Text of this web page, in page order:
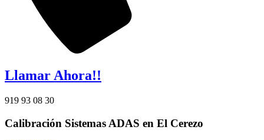
Llamar Ahora!!
919 93 08 30
Calibración Sistemas ADAS en El Cerezo